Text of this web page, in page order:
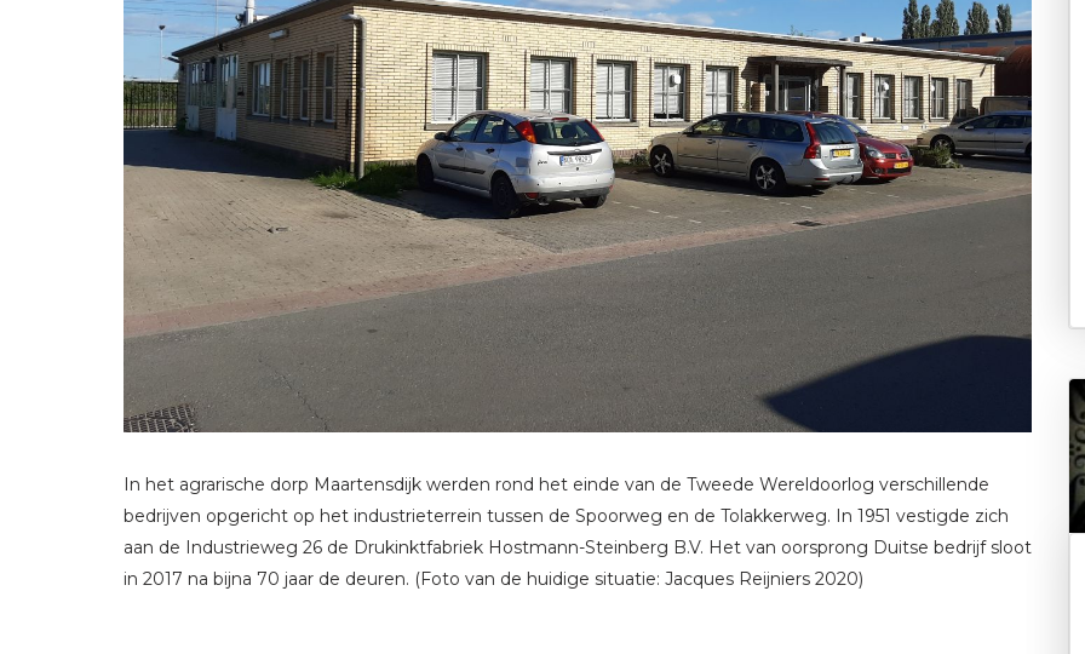
In het agrarische dorp Maartensdijk werden rond het einde van de Tweede Wereldoorlog verschillende
bedrijven opgericht op het industrieterrein tussen de Spoorweg en de Tolakkerweg. In 1951 vestigde zich
aan de Industrieweg 26 de Drukinktfabriek Hostmann-Steinberg B.V. Het van oorsprong Duitse bedrijf sloot
in 2017 na bijna 70 jaar de deuren. (Foto van de huidige situatie: Jacques Reijniers 2020)